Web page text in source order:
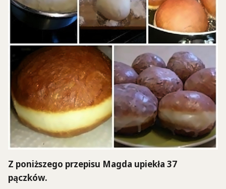
Z poniższego przepisu Magda upiekła 37
pączków.